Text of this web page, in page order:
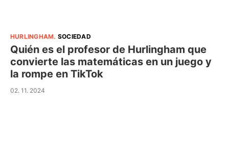
HURLINGHAM. SOCIEDAD
Quién es el profesor de Hurlingham que
convierte las matemáticas en un juego y
la rompe en TikTok
02. 11. 2024